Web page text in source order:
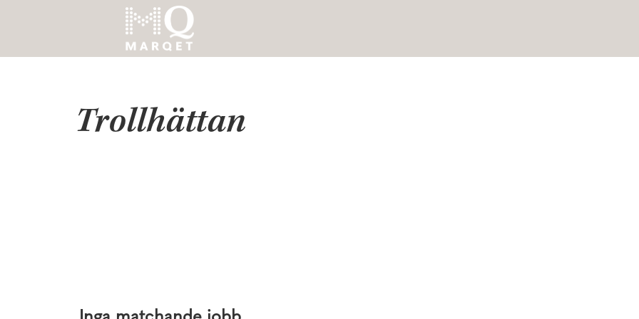
Trollhättan